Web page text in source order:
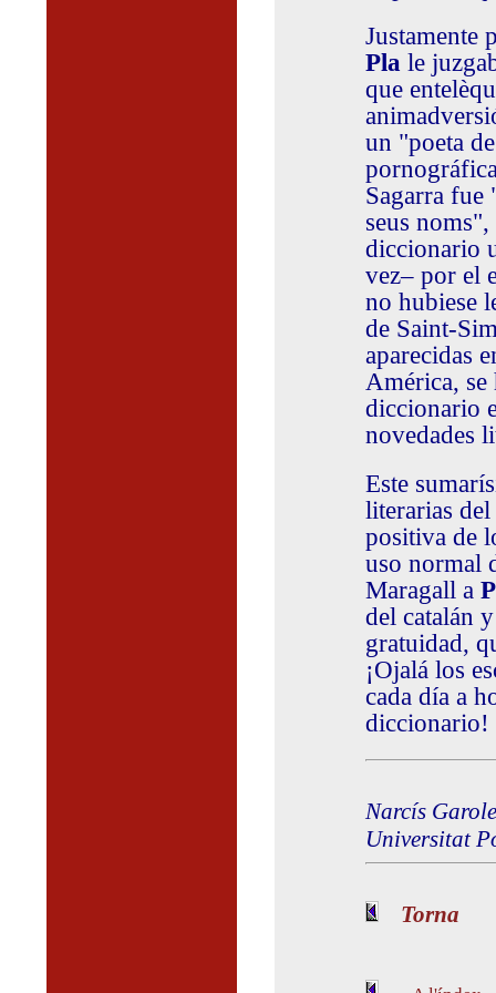
Justamente
Pla le
que
un "poeta
Sagarra fue
seus
diccionario
vez– por el
no hubiese
de Saint-
aparecidas
América,
diccionario
novedades
Este
literarias
positiva de
uso normal
Maragall a
del catalán
gratuidad,
¡Ojalá los
cada día a
diccionario!
Narcís
Universitat
Torna